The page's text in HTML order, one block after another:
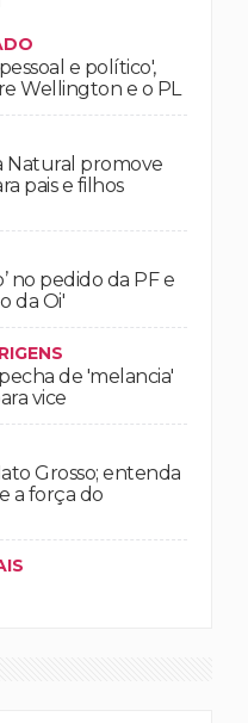
e político',
Wellington e o PL
Natural promove
pais e filhos
no pedido da PF e
da Oi'
de 'melancia'
vice
Grosso; entenda
a força do